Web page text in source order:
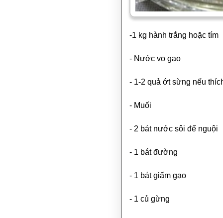
-1 kg hành trắng hoặc tím
- Nước vo gạo
- 1-2 quả ớt sừng nếu
- Muối
- 2 bát nước sôi để nguội
- 1 bát đường
- 1 bát giấm gạo
- 1 củ gừng